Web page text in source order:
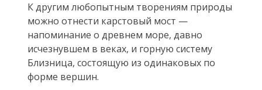
К другим любопытным творениям природы
можно отнести карстовый мост —
напоминание о древнем море, давно
исчезнувшем в веках, и горную систему
Близница, состоящую из одинаковых по
форме вершин.